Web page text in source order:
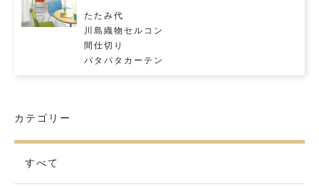
たたみ代
川島織物セルコン
間仕切り
パタパタカーテン
カテゴリー
すべて